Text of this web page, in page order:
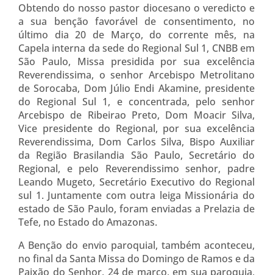
Obtendo do nosso pastor diocesano o veredicto e
a sua benção favorável de consentimento, no
último dia 20 de Março, do corrente mês, na
Capela interna da sede do Regional Sul 1, CNBB em
São Paulo, Missa presidida por sua excelência
Reverendissima, o senhor Arcebispo Metrolitano
de Sorocaba, Dom Júlio Endi Akamine, presidente
do Regional Sul 1, e concentrada, pelo senhor
Arcebispo de Ribeirao Preto, Dom Moacir Silva,
Vice presidente do Regional, por sua excelência
Reverendissima, Dom Carlos Silva, Bispo Auxiliar
da Região Brasilandia São Paulo, Secretário do
Regional, e pelo Reverendissimo senhor, padre
Leando Mugeto, Secretário Executivo do Regional
sul 1. Juntamente com outra leiga Missionária do
estado de São Paulo, foram enviadas a Prelazia de
Tefe, no Estado do Amazonas.
A Benção do envio paroquial, também aconteceu,
no final da Santa Missa do Domingo de Ramos e da
Paixão do Senhor, 24 de março, em sua paroquia,